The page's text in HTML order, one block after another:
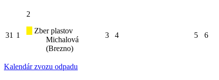
31 1
2
Zber plastov
Michalová
(Brezno)
3 4 5 6
Kalendár zvozu odpadu